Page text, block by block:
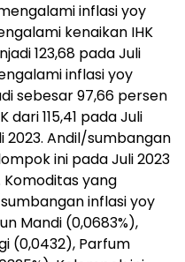
inflasi yoy
kenaikan IHK
123,68 pada Juli
inflasi yoy
sebesar 97,66 persen
115,41 pada Juli
2023. Andil/sumbangan
ini pada Juli 2023
Komoditas yang
inflasi yoy
Mandi (0,0683%),
(0,0432), Parfum